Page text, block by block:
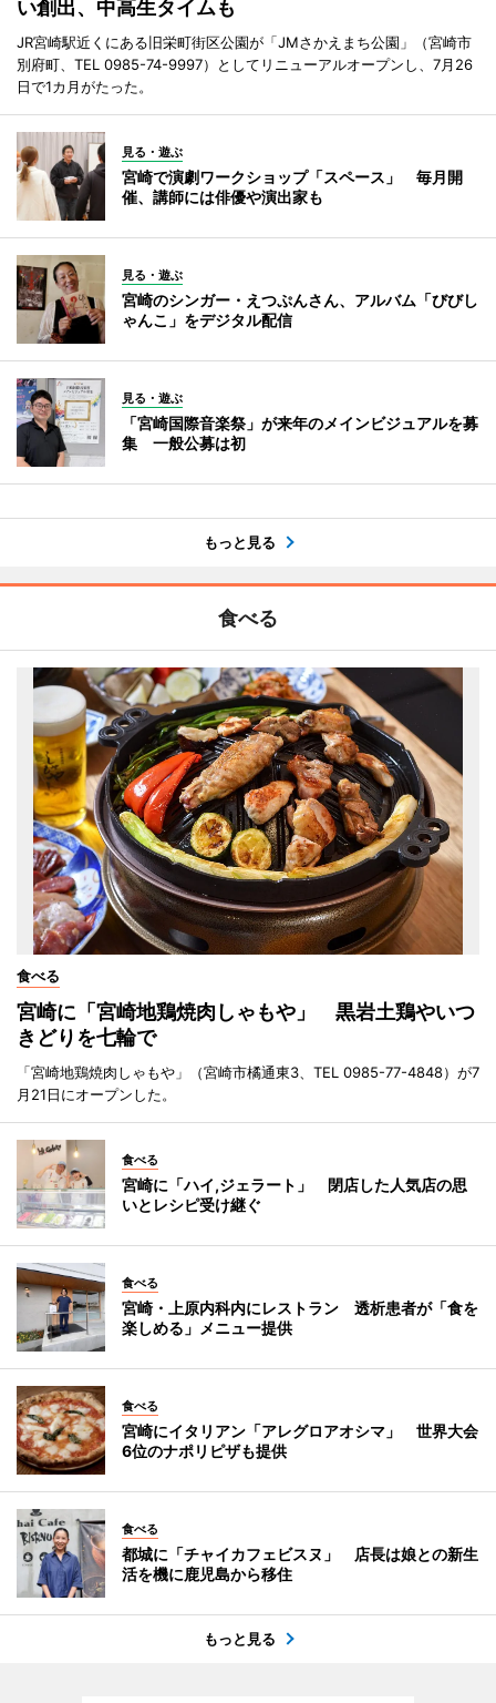
い創出、中高生タイムも
JR宮崎駅近くにある旧栄町街区公園が「JMさかえまち公園」（宮崎市
別府町、TEL 0985-74-9997）としてリニューアルオープンし、7月26
日で1カ月がたった。
見る・遊ぶ
宮崎で演劇ワークショップ「スペース」 毎月開
催、講師には俳優や演出家も
見る・遊ぶ
宮崎のシンガー・えつぷんさん、アルバム「びびし
ゃんこ」をデジタル配信
見る・遊ぶ
「宮崎国際音楽祭」が来年のメインビジュアルを募
集 一般公募は初
もっと見る
食べる
食べる
宮崎に「宮崎地鶏焼肉しゃもや」 黒岩土鶏やいつ
きどりを七輪で
「宮崎地鶏焼肉しゃもや」（宮崎市橘通東3、TEL 0985-77-4848）が7
月21日にオープンした。
食べる
宮崎に「ハイ,ジェラート」 閉店した人気店の思
いとレシピ受け継ぐ
食べる
宮崎・上原内科内にレストラン 透析患者が「食を
楽しめる」メニュー提供
食べる
宮崎にイタリアン「アレグロアオシマ」 世界大会
6位のナポリピザも提供
食べる
都城に「チャイカフェビスヌ」 店長は娘との新生
活を機に鹿児島から移住
もっと見る